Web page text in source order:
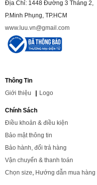
Địa Chỉ: 1448 Đường 3 Tháng 2,
P.Minh Phụng, TP.HCM
www.luu.vn@gmail.com
Thông Tin
Giới thiệu | Logo
Chính Sách
Điều khoản & điều kiện
Bảo mật thông tin
Bảo hành, đổi trả hàng
Vận chuyển & thanh toán
Chọn size Hướng dẫn mua hàng